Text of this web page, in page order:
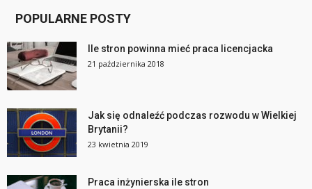
POPULARNE POSTY
Ile stron powinna mieć praca licencjacka
21 października 2018
Jak się odnaleźć podczas rozwodu w Wielkiej
Brytanii?
23 kwietnia 2019
Praca inżynierska ile stron